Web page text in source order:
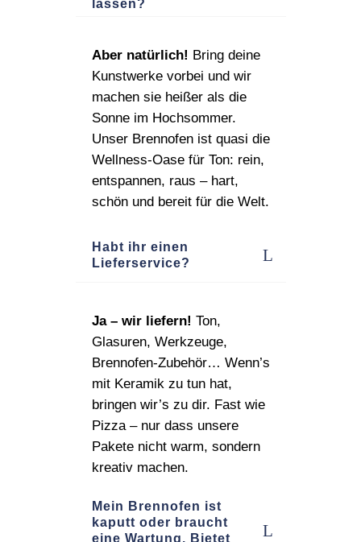
lassen?
Aber natürlich! Bring deine
Kunstwerke vorbei und wir
machen sie heißer als die
Sonne im Hochsommer.
Unser Brennofen ist quasi die
Wellness‑Oase für Ton: rein,
entspannen, raus – hart,
schön und bereit für die Welt.
Habt ihr einen
Lieferservice?
Ja – wir liefern! Ton,
Glasuren, Werkzeuge,
Brennofen‑Zubehör… Wenn’s
mit Keramik zu tun hat,
bringen wir’s zu dir. Fast wie
Pizza – nur dass unsere
Pakete nicht warm, sondern
kreativ machen.
Mein Brennofen ist
kaputt oder braucht
eine Wartung. Bietet